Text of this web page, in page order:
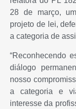
28 de março,
projeto de lei,
a categoria de
“Reconhecendo
diálogo
nosso
a categoria e
interesse da